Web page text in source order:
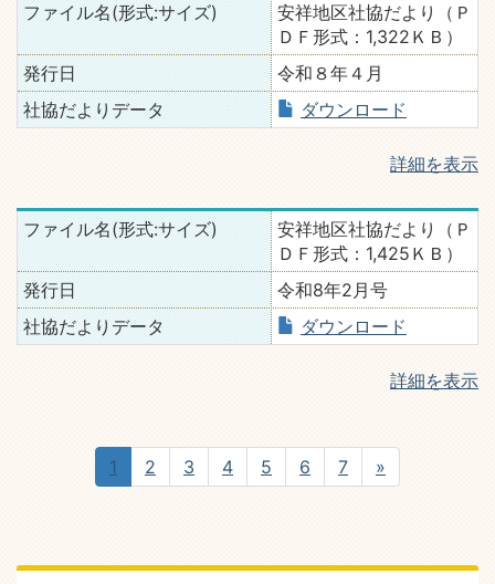
ファイル名(形式:サイズ)
安祥地区社協だより（Ｐ
ＤＦ形式：1,322ＫＢ）
発行日
令和８年４月
社協だよりデータ
ダウンロード
詳細を表示
ファイル名(形式:サイズ)
安祥地区社協だより（Ｐ
ＤＦ形式：1,425ＫＢ）
発行日
令和8年2月号
社協だよりデータ
ダウンロード
詳細を表示
1 2 3 4 5 6 7 »